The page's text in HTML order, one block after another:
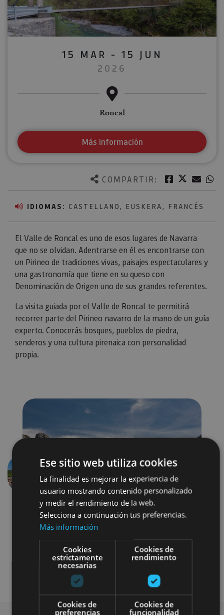
COMPARTIR: Facebook
Twitter
IDIOMAS: CASTELLANO, EUSKERA, FRANCÉS
El Valle de Roncal es uno de esos lugares de Navarra
que no se olvidan. Adentrarse en él es encontrarse con
un Pirineo de tradiciones vivas, paisajes espectaculares y
una gastronomía que tiene en su queso con
Denominación de Origen uno de sus grandes referentes.
La visita guiada por elValle de Roncal te permitirá
recorrer parte del Pirineo navarro de la mano de un guía
experto. Conocerás bosques, pueblos de piedra,
senderos y una cultura pirenaica con personalidad
propia.
15 MAR - 15 JUN
2026
Roncal
Más información
Anterior
Ese sitio web utiliza cookies
La finalidad es mejorar la experiencia de
usuario mostrando contenido personalizado
y medir el rendimiento de la web.
Selecciona a continuación tus preferencias.
Más información
Cookies
estrictamente
necesarias
Cookies de
rendimiento
Cookies de
preferencias
Cookies de
funcionalidad